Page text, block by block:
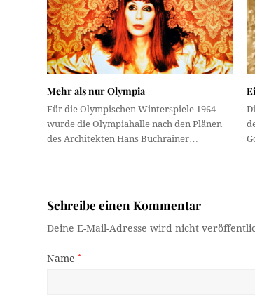
Mehr als nur Olympia
Für die Olympischen Winterspiele 1964
wurde die Olympiahalle nach den Plänen
des Architekten Hans Buchrainer…
Schreibe einen Kommentar
Deine E-Mail-Adresse wird nicht
Name*